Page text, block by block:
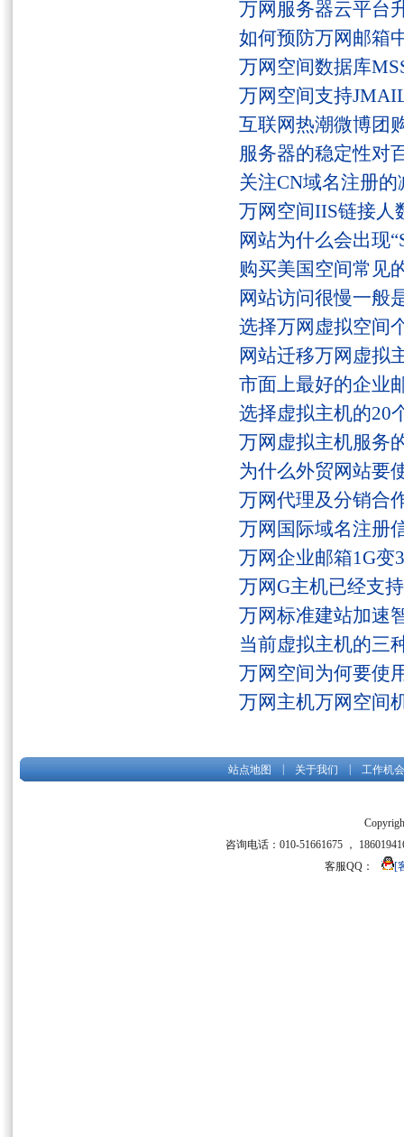
万网服务器云平台
如何预防万网邮箱
万网空间数据库
万网空间支持
互联网热潮微博团
服务器的稳定性对
关注CN域名注册
万网空间IIS链接人
网站为什么会出现
购买美国空间常见
网站访问很慢一般
选择万网虚拟空间
网站迁移万网虚拟
市面上最好的企业
选择虚拟主机的20
万网虚拟主机服务
为什么外贸网站要
万网代理及分销合
万网国际域名注册
万网企业邮箱1G变
万网G主机已经支
万网标准建站加速
当前虚拟主机的三
万网空间为何要使
万网主机万网空间
站点地图 关于我们 工作机会
咨询电话：010-51661675 ，
客服QQ：
[